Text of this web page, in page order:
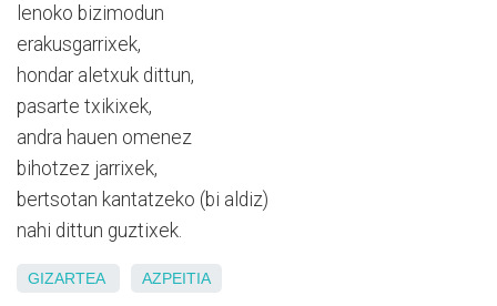
lenoko bizimodun
erakusgarrixek,
hondar aletxuk dittun,
pasarte txikixek,
andra hauen omenez
bihotzez jarrixek,
bertsotan kantatzeko (bi aldiz)
nahi dittun guztixek.
GIZARTEA AZPEITIA